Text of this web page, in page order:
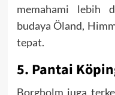
memahami lebih
budaya Öland,
tepat.
5. Pantai
Borgholm juga